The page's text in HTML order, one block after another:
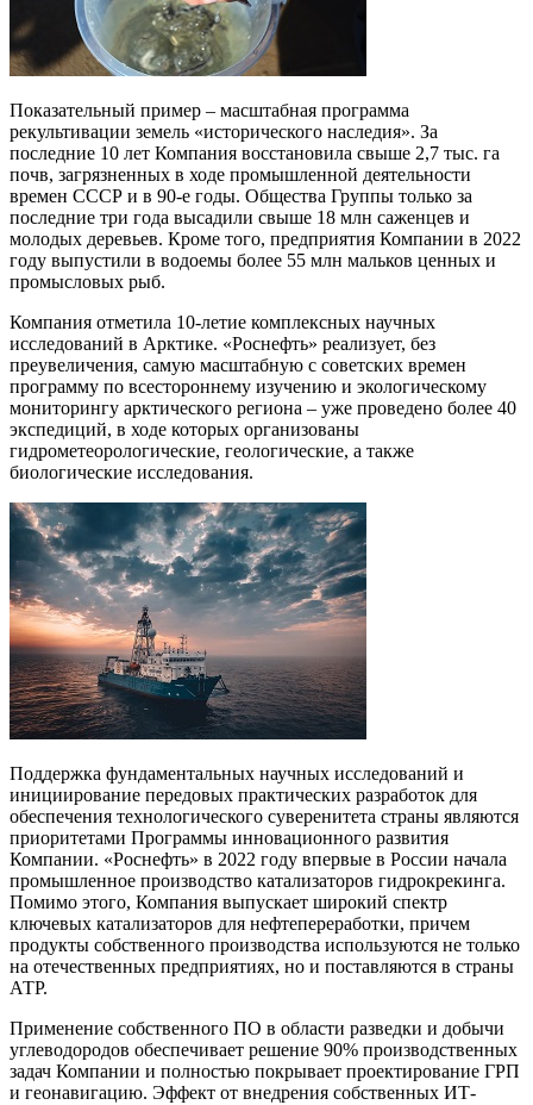
Показательный пример – масштабная программа
рекультивации земель «исторического наследия». За
последние 10 лет Компания восстановила свыше 2,7 тыс. га
почв, загрязненных в ходе промышленной деятельности
времен СССР и в 90-е годы. Общества Группы только за
последние три года высадили свыше 18 млн саженцев и
молодых деревьев. Кроме того, предприятия Компании в 2022
году выпустили в водоемы более 55 млн мальков ценных и
промысловых рыб.
Компания отметила 10-летие комплексных научных
исследований в Арктике. «Роснефть» реализует, без
преувеличения, самую масштабную с советских времен
программу по всестороннему изучению и экологическому
мониторингу арктического региона – уже проведено более 40
экспедиций, в ходе которых организованы
гидрометеорологические, геологические, а также
биологические исследования.
Поддержка фундаментальных научных исследований и
инициирование передовых практических разработок для
обеспечения технологического суверенитета страны являются
приоритетами Программы инновационного развития
Компании. «Роснефть» в 2022 году впервые в России начала
промышленное производство катализаторов гидрокрекинга.
Помимо этого, Компания выпускает широкий спектр
ключевых катализаторов для нефтепереработки, причем
продукты собственного производства используются не только
на отечественных предприятиях, но и поставляются в страны
АТР.
Применение собственного ПО в области разведки и добычи
углеводородов обеспечивает решение 90% производственных
задач Компании и полностью покрывает проектирование ГРП
и геонавигацию. Эффект от внедрения собственных ИТ-